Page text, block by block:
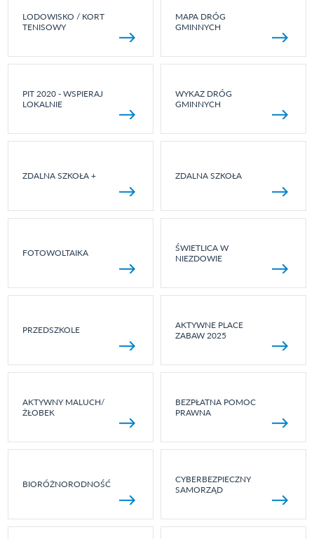
LODOWISKO / KORT
TENISOWY
MAPA DRÓG
GMINNYCH
PIT 2020 - WSPIERAJ
LOKALNIE
WYKAZ DRÓG
GMINNYCH
ZDALNA SZKOŁA + ZDALNA SZKOŁA
FOTOWOLTAIKA
ŚWIETLICA W
NIEZDOWIE
PRZEDSZKOLE
AKTYWNE PLACE
ZABAW 2025
AKTYWNY MALUCH/
ŻŁOBEK
BEZPŁATNA POMOC
PRAWNA
BIORÓŻNORODNOŚĆ
CYBERBEZPIECZNY
SAMORZĄD